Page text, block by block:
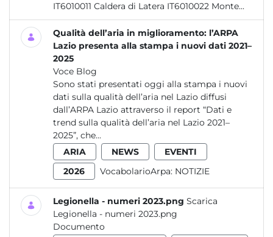
IT6010011 Caldera di Latera IT6010022 Monte...
Qualità dell’aria in miglioramento: l’ARPA
Lazio presenta alla stampa i nuovi dati 2021–
2025
Voce Blog
Sono stati presentati oggi alla stampa i nuovi
dati sulla qualità dell’aria nel Lazio diffusi
dall’ARPA Lazio attraverso il report “Dati e
trend sulla qualità dell’aria nel Lazio 2021–
2025”, che...
ARIA
NEWS
EVENTI
2026
VocabolarioArpa: NOTIZIE
Legionella - numeri 2023.png Scarica
Legionella - numeri 2023.png
Documento